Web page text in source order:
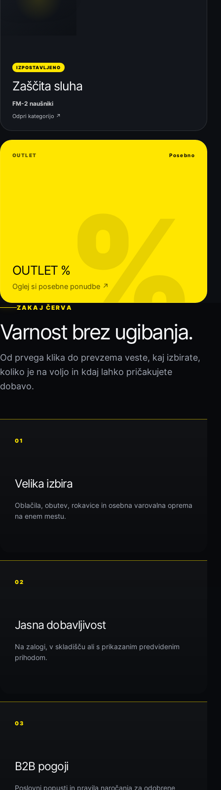
IZPOSTAVLJENO
Zaščita sluha
FM-2 naušniki
Odpri kategorijo ↗
%
OUTLET Posebno
OUTLET %
Oglej si posebne ponudbe ↗
ZAKAJ ČERVA
Varnost brez ugibanja.
Od prvega klika do prevzema veste, kaj izbirate,
koliko je na voljo in kdaj lahko pričakujete
dobavo.
01
Velika izbira
Oblačila, obutev, rokavice in osebna varovalna oprema
na enem mestu.
02
Jasna dobavljivost
Na zalogi, v skladišču ali s prikazanim predvidenim
prihodom.
03
B2B pogoji
Poslovni popusti in pravila naročanja za odobrene